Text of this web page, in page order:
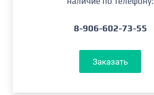
8-906-602-73-55
Заказать